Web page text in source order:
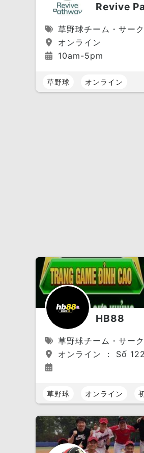
Revive
草野球チーム・サー
オンライン
10am-5pm
草野球 オンライン
HB88
草野球チーム・サー
オンライン ： Số
草野球 オンライン